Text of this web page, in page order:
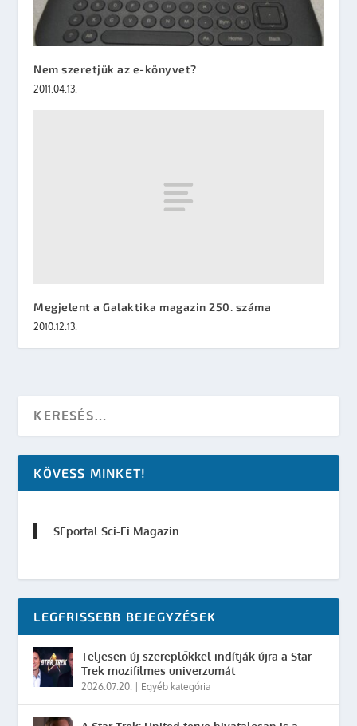
Nem szeretjük az e-könyvet?
2011.04.13.
Megjelent a Galaktika magazin 250. száma
2010.12.13.
KÖVESS MINKET!
SFportal Sci-Fi Magazin
LEGFRISSEBB BEJEGYZÉSEK
Teljesen új szereplőkkel indítják újra a Star
Trek mozifilmes univerzumát
2026.07.20. Egyéb kategória